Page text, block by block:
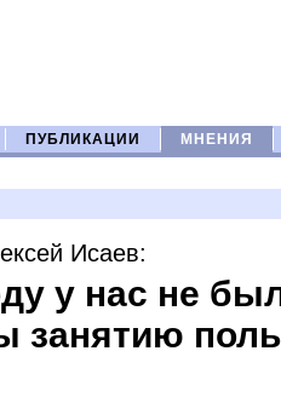
ПУБЛИКАЦИИ МНЕНИЯ
Исаев:
у нас не
занятию